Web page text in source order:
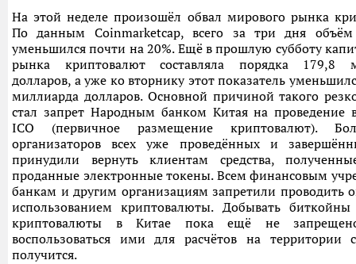
На этой неделе произошёл обвал мирового рынка
По данным Coinmarketcap, всего за три дня объём
уменьшился почти на 20%. Ещё в прошлую субботу
рынка криптовалют составляла порядка 179,8
долларов, а уже ко вторнику этот показатель
миллиарда долларов. Основной причиной такого
стал запрет Народным банком Китая на проведение
ICO (первичное размещение криптовалют).
организаторов всех уже проведённых и
принудили вернуть клиентам средства,
проданные электронные токены. Всем финансовым
банкам и другим организациям запретили проводить
использованием криптовалюты. Добывать
криптовалюты в Китае пока ещё не
воспользоваться ими для расчётов на территории
получится.